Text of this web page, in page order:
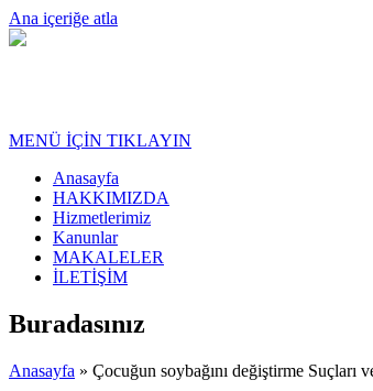
Ana içeriğe atla
MENÜ İÇİN TIKLAYIN
Anasayfa
HAKKIMIZDA
Hizmetlerimiz
Kanunlar
MAKALELER
İLETİŞİM
Buradasınız
Anasayfa » Çocuğun soybağını değiştirme Suçları